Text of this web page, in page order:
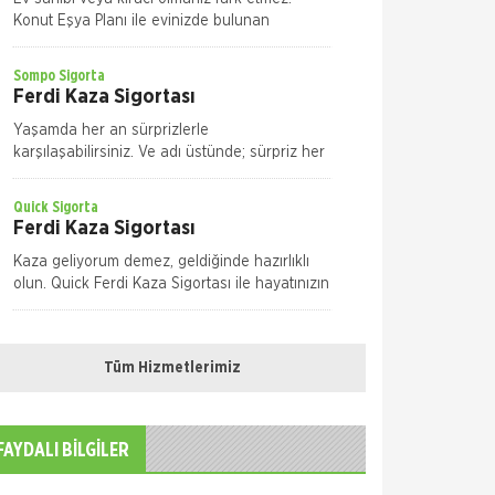
Konut Eşya Planı ile evinizde bulunan
eşyalarınızı maddi zarar ve risklere karşı size
altın
Sompo Sigorta
Ferdi Kaza Sigortası
Yaşamda her an sürprizlerle
karşılaşabilirsiniz. Ve adı üstünde; sürpriz her
seferinde tatlı olmayabilir, risk taşıyabilir. Yolda
Quick Sigorta
Ferdi Kaza Sigortası
Kaza geliyorum demez, geldiğinde hazırlıklı
olun. Quick Ferdi Kaza Sigortası ile hayatınızın
normal akışı içinde uğrayabileceğiniz pek çok
Kasko Sigortası
Dilediğiniz yere, dilediğiniz zamanda
gidebilme özgürlüğüne sahipsiniz. M
Quick Sigorta
Tüm Hizmetlerimiz
FAYDALI BİLGİLER